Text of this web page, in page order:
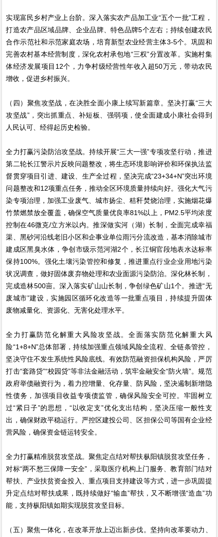
实现富民乡村产业上台阶。深入落实农产品加工业“五个一批”工程，
打造农产品区域品牌、企业品牌、特色品牌5个左右；持续创建农民
合作示范社和示范家庭农场，培育新型农业经营主体3-5个。巩固和
完善农村基本经营制度，深化农村承包地“三权”分置改革。实施村集
体经济发展项目12个，力争村级经营性年收入超50万元，带动农民
增收，促进乡村振兴。
（四）聚焦攻坚战，在决胜全面小康上续写新篇章。坚决打赢“三大
攻坚战”，突出抓重点、补短板、强弱项，使全面建成小康社会得到
人民认可、经得起历史检验。
全力打赢污染防治攻坚战。持续开展“三大一强”专项攻坚行动，推进
第二轮长江警示片反映问题整改，将生态环境影响评价和环保执法监
督贯穿项目引进、建设、生产全过程，坚决完成“23+34+N”突出环境
问题整改和12项重点任务，推动全区环境质量持续向好。强化大气污
染专项治理，加强工业废气、城市扬尘、秸秆焚烧治理，实施烟花爆
竹禁燃禁放全覆盖，确保空气质量优良率81%以上，PM2.5平均浓度
控制在46微克/立方米以内。推深做实河（湖）长制，全面完成幸福
渠、黑砂河沿线老旧小区和企事业单位雨污分流改造，基本消除城市
建成区黑臭水体，争创市级示范河湖2个，长江铜官段地表水达标率
保持100%。强化土壤污染管控和修复，推进重点行业企业用地污染
状况调查，做好固体废弃物处理和农业面源污染防治。深化林长制，
完成造林500亩。深入落实矿山山长制，争创绿色矿山1个。推进“无
废城市”建设，实施园区循环化改造等一批重点项目，持续提升固体
废物减量化、资源化、无害化处理水平。
全力打赢防范化解重大风险攻坚战。全面落实防范化解重大风
险“1+8+N”总体部署，持续加强重点领域风险全流程、全链条管控，
坚决守住不发生系统性风险底线。有效防范融资担保机构风险，严厉
打击“套路贷”“校园贷”等非法金融活动，筑牢金融安全“防火墙”。规范
政府举债融资行为，着力控增量、化存量、防风险，坚决遏制新增隐
性债务，加强项目收益专项债监管，确保风险安全可控。牢固树立
过“紧日子”的思想，“以收定支”优化支出结构，坚决压缩一般性支
出，确保财政平稳运行。严控区建投公司、区担保公司等国有企业经
营风险，确保资金链运转安全。
全力打赢精准脱贫攻坚战。聚焦定点结对帮扶枞阳镇脱贫攻坚任务，
对标“两不愁三保障一安全”，采取医疗机构上门服务、教育部门结对
帮扶、产业扶贫资金投入、重点项目支持建设等方式，进一步巩固提
升定点结对帮扶成果，既持续做好“输血”帮扶，又不断增强“造血”功
能，支持枞阳镇如期实现脱贫攻坚目标。
（五）聚焦一体化，在改革开放上迈出新步伐。坚持向改革要动力、